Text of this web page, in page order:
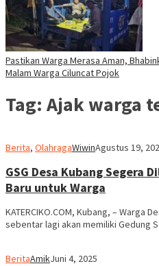
Pastikan Warga Merasa Aman,
Malam Warga Ciluncat Pojok
Tag: Ajak warga
Berita, OlahragaWiwinAgustus 19,
GSG Desa Kubang Segera
Baru untuk Warga
KATERCIKO.COM, Kubang, – Warga
sebentar lagi akan memiliki Gedung
BeritaAmikJuni 4, 2025